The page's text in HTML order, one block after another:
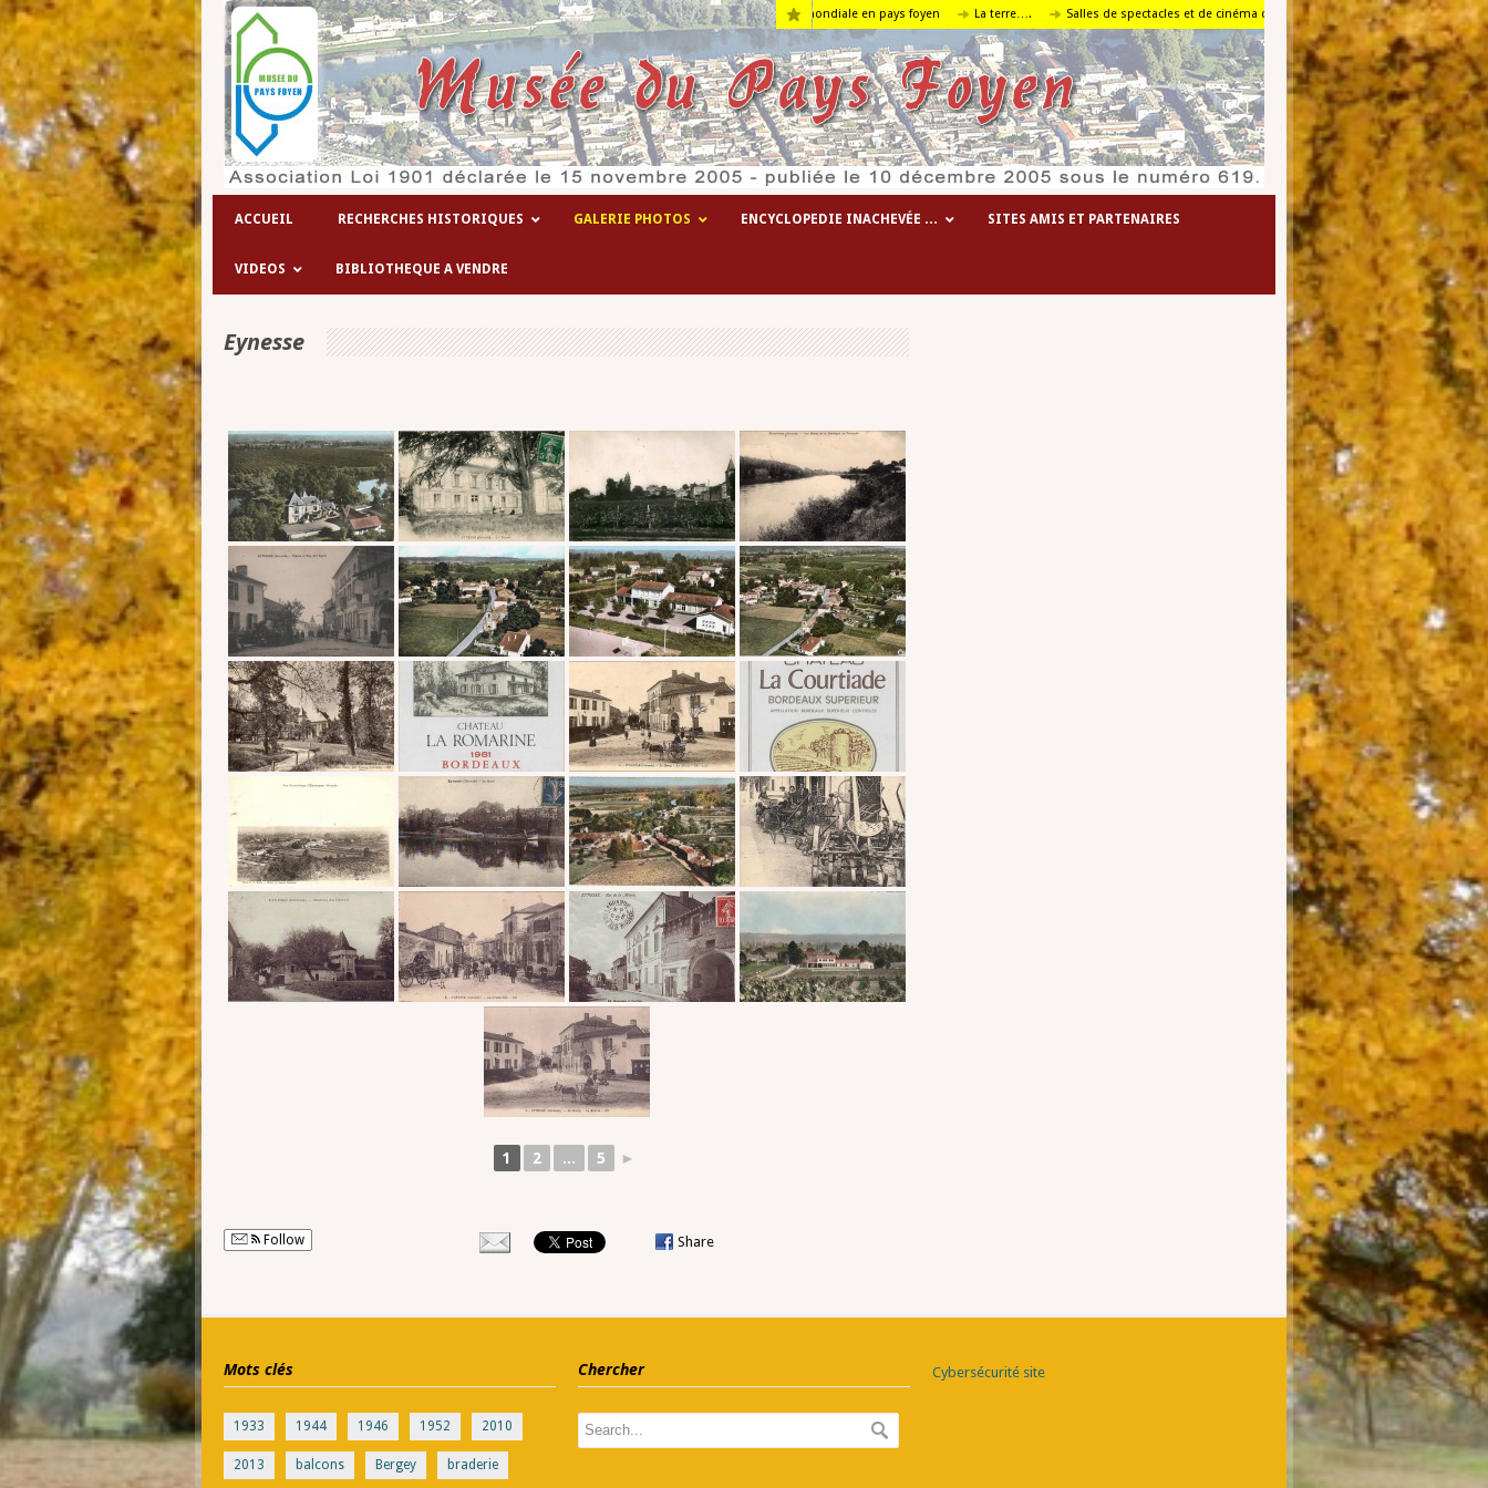
Les hôpitaux temporaires de la 1° guerre mondiale en pays foyen La terre…. Salles de spectacles et de cinéma de l’agglomération foyenne Le travail en
ACCUEIL RECHERCHES HISTORIQUES GALERIE PHOTOS ENCYCLOPEDIE INACHEVÉE … SITES AMIS ET PARTENAIRES
VIDEOS BIBLIOTHEQUE A VENDRE
Eynesse
1 2 ... 5 ►
Follow Share
Mots clés
1933 1944 1946 1952 2010
2013 balcons Bergey braderie
Chercher Cybersécurité site